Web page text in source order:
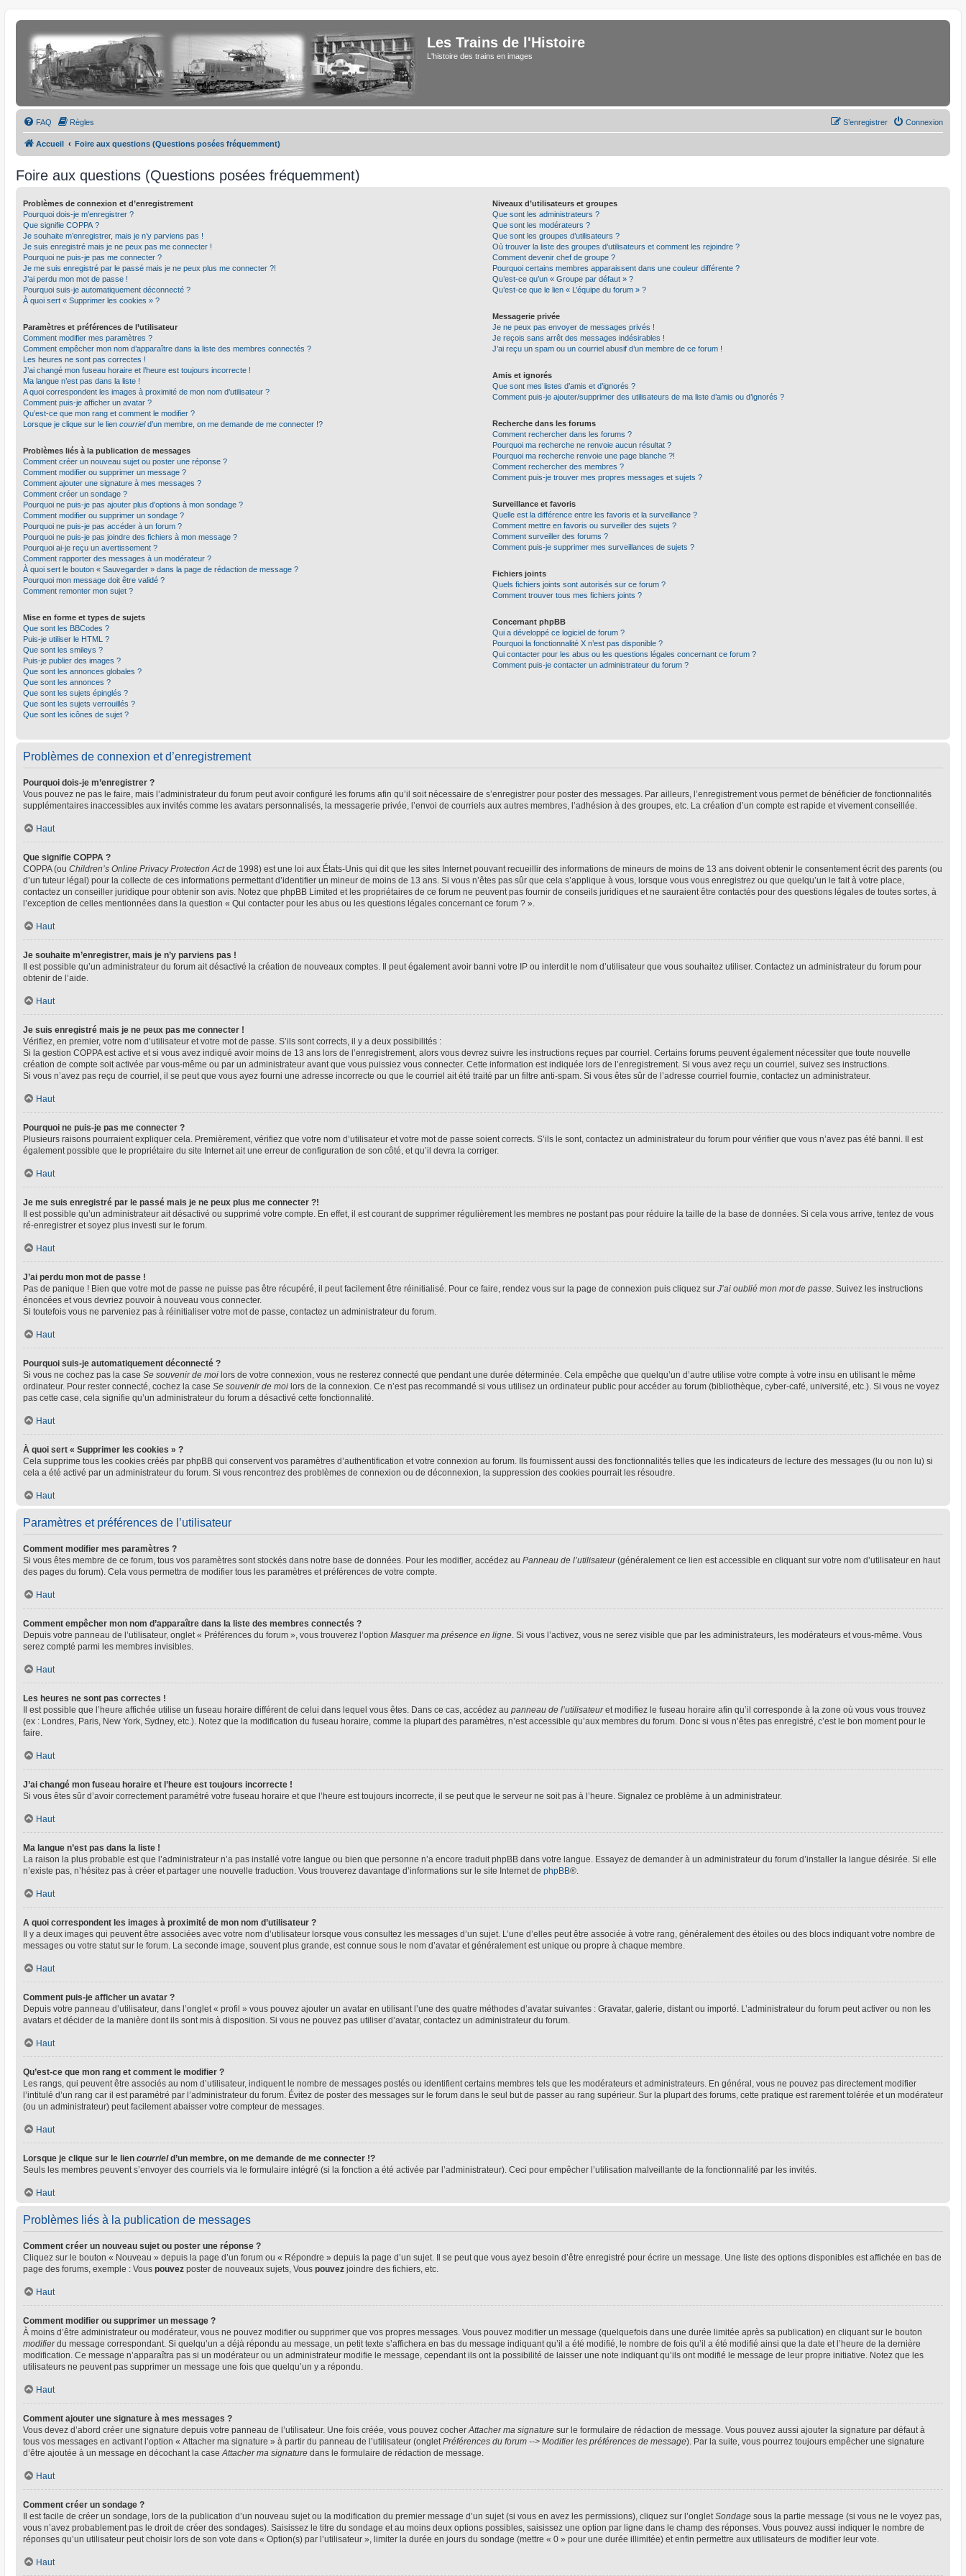
Les Trains de l'Histoire
L'histoire des trains en images
FAQ Règles Connexion
S’enregistrer
Accueil Foire aux questions (Questions posées fréquemment)
Foire aux questions (Questions posées fréquemment)
Problèmes de connexion et d’enregistrement
Pourquoi dois-je m’enregistrer ?
Que signifie COPPA ?
Je souhaite m’enregistrer, mais je n’y parviens pas !
Je suis enregistré mais je ne peux pas me connecter !
Pourquoi ne puis-je pas me connecter ?
Je me suis enregistré par le passé mais je ne peux plus me connecter ?!
J’ai perdu mon mot de passe !
Pourquoi suis-je automatiquement déconnecté ?
À quoi sert « Supprimer les cookies » ?
Paramètres et préférences de l’utilisateur
Comment modifier mes paramètres ?
Comment empêcher mon nom d’apparaître dans la liste des membres connectés ?
Les heures ne sont pas correctes !
J’ai changé mon fuseau horaire et l’heure est toujours incorrecte !
Ma langue n’est pas dans la liste !
A quoi correspondent les images à proximité de mon nom d’utilisateur ?
Comment puis-je afficher un avatar ?
Qu’est-ce que mon rang et comment le modifier ?
Lorsque je clique sur le lien courrield’un membre, on me demande de me connecter !?
Problèmes liés à la publication de messages
Comment créer un nouveau sujet ou poster une réponse ?
Comment modifier ou supprimer un message ?
Comment ajouter une signature à mes messages ?
Comment créer un sondage ?
Pourquoi ne puis-je pas ajouter plus d’options à mon sondage ?
Comment modifier ou supprimer un sondage ?
Pourquoi ne puis-je pas accéder à un forum ?
Pourquoi ne puis-je pas joindre des fichiers à mon message ?
Pourquoi ai-je reçu un avertissement ?
Comment rapporter des messages à un modérateur ?
À quoi sert le bouton « Sauvegarder » dans la page de rédaction de message ?
Pourquoi mon message doit être validé ?
Comment remonter mon sujet ?
Mise en forme et types de sujets
Que sont les BBCodes ?
Puis-je utiliser le HTML ?
Que sont les smileys ?
Puis-je publier des images ?
Que sont les annonces globales ?
Que sont les annonces ?
Que sont les sujets épinglés ?
Que sont les sujets verrouillés ?
Que sont les icônes de sujet ?
Niveaux d’utilisateurs et groupes
Que sont les administrateurs ?
Que sont les modérateurs ?
Que sont les groupes d’utilisateurs ?
Où trouver la liste des groupes d’utilisateurs et comment les rejoindre ?
Comment devenir chef de groupe ?
Pourquoi certains membres apparaissent dans une couleur différente ?
Qu’est-ce qu’un « Groupe par défaut » ?
Qu’est-ce que le lien « L’équipe du forum » ?
Messagerie privée
Je ne peux pas envoyer de messages privés !
Je reçois sans arrêt des messages indésirables !
J’ai reçu un spam ou un courriel abusif d’un membre de ce forum !
Amis et ignorés
Que sont mes listes d’amis et d’ignorés ?
Comment puis-je ajouter/supprimer des utilisateurs de ma liste d’amis ou d’ignorés ?
Recherche dans les forums
Comment rechercher dans les forums ?
Pourquoi ma recherche ne renvoie aucun résultat ?
Pourquoi ma recherche renvoie une page blanche ?!
Comment rechercher des membres ?
Comment puis-je trouver mes propres messages et sujets ?
Surveillance et favoris
Quelle est la différence entre les favoris et la surveillance ?
Comment mettre en favoris ou surveiller des sujets ?
Comment surveiller des forums ?
Comment puis-je supprimer mes surveillances de sujets ?
Fichiers joints
Quels fichiers joints sont autorisés sur ce forum ?
Comment trouver tous mes fichiers joints ?
Concernant phpBB
Qui a développé ce logiciel de forum ?
Pourquoi la fonctionnalité X n’est pas disponible ?
Qui contacter pour les abus ou les questions légales concernant ce forum ?
Comment puis-je contacter un administrateur du forum ?
Problèmes de connexion et d’enregistrement
Pourquoi dois-je m’enregistrer ?
Vous pouvez ne pas le faire, mais l’administrateur du forum peut avoir configuré les forums afin qu’il soit nécessaire de s’enregistrer pour poster des messages. Par ailleurs, l’enregistrement vous permet de bénéficier de fonctionnalités
supplémentaires inaccessibles aux invités comme les avatars personnalisés, la messagerie privée, l’envoi de courriels aux autres membres, l’adhésion à des groupes, etc. La création d’un compte est rapide et vivement conseillée.
Haut
Que signifie COPPA ?
COPPA (ou Children’s Online Privacy Protection Actde 1998) est une loi aux États-Unis qui dit que les sites Internet pouvant recueillir des informations de mineurs de moins de 13 ans doivent obtenir le consentement écrit des parents (ou
d’un tuteur légal) pour la collecte de ces informations permettant d’identifier un mineur de moins de 13 ans. Si vous n’êtes pas sûr que cela s’applique à vous, lorsque vous vous enregistrez ou que quelqu’un le fait à votre place,
contactez un conseiller juridique pour obtenir son avis. Notez que phpBB Limited et les propriétaires de ce forum ne peuvent pas fournir de conseils juridiques et ne sauraient être contactés pour des questions légales de toutes sortes, à
l’exception de celles mentionnées dans la question « Qui contacter pour les abus ou les questions légales concernant ce forum ? ».
Haut
Je souhaite m’enregistrer, mais je n’y parviens pas !
Il est possible qu’un administrateur du forum ait désactivé la création de nouveaux comptes. Il peut également avoir banni votre IP ou interdit le nom d’utilisateur que vous souhaitez utiliser. Contactez un administrateur du forum pour
obtenir de l’aide.
Haut
Je suis enregistré mais je ne peux pas me connecter !
Vérifiez, en premier, votre nom d’utilisateur et votre mot de passe. S’ils sont corrects, il y a deux possibilités :
Si la gestion COPPA est active et si vous avez indiqué avoir moins de 13 ans lors de l’enregistrement, alors vous devrez suivre les instructions reçues par courriel. Certains forums peuvent également nécessiter que toute nouvelle
création de compte soit activée par vous-même ou par un administrateur avant que vous puissiez vous connecter. Cette information est indiquée lors de l’enregistrement. Si vous avez reçu un courriel, suivez ses instructions.
Si vous n’avez pas reçu de courriel, il se peut que vous ayez fourni une adresse incorrecte ou que le courriel ait été traité par un filtre anti-spam. Si vous êtes sûr de l’adresse courriel fournie, contactez un administrateur.
Haut
Pourquoi ne puis-je pas me connecter ?
Plusieurs raisons pourraient expliquer cela. Premièrement, vérifiez que votre nom d’utilisateur et votre mot de passe soient corrects. S’ils le sont, contactez un administrateur du forum pour vérifier que vous n’avez pas été banni. Il est
également possible que le propriétaire du site Internet ait une erreur de configuration de son côté, et qu’il devra la corriger.
Haut
Je me suis enregistré par le passé mais je ne peux plus me connecter ?!
Il est possible qu’un administrateur ait désactivé ou supprimé votre compte. En effet, il est courant de supprimer régulièrement les membres ne postant pas pour réduire la taille de la base de données. Si cela vous arrive, tentez de vous
ré-enregistrer et soyez plus investi sur le forum.
Haut
J’ai perdu mon mot de passe !
Pas de panique ! Bien que votre mot de passe ne puisse pas être récupéré, il peut facilement être réinitialisé. Pour ce faire, rendez vous sur la page de connexion puis cliquez sur J’ai oublié mon mot de passe. Suivez les instructions
énoncées et vous devriez pouvoir à nouveau vous connecter.
Si toutefois vous ne parveniez pas à réinitialiser votre mot de passe, contactez un administrateur du forum.
Haut
Pourquoi suis-je automatiquement déconnecté ?
Si vous ne cochez pas la case Se souvenir de moi lors de votre connexion, vous ne resterez connecté que pendant une durée déterminée. Cela empêche que quelqu’un d’autre utilise votre compte à votre insu en utilisant le même
ordinateur. Pour rester connecté, cochez la case Se souvenir de moi lors de la connexion. Ce n’est pas recommandé si vous utilisez un ordinateur public pour accéder au forum (bibliothèque, cyber-café, université, etc.). Si vous ne voyez
pas cette case, cela signifie qu’un administrateur du forum a désactivé cette fonctionnalité.
Haut
À quoi sert « Supprimer les cookies » ?
Cela supprime tous les cookies créés par phpBB qui conservent vos paramètres d’authentification et votre connexion au forum. Ils fournissent aussi des fonctionnalités telles que les indicateurs de lecture des messages (lu ou non lu) si
cela a été activé par un administrateur du forum. Si vous rencontrez des problèmes de connexion ou de déconnexion, la suppression des cookies pourrait les résoudre.
Haut
Paramètres et préférences de l’utilisateur
Comment modifier mes paramètres ?
Si vous êtes membre de ce forum, tous vos paramètres sont stockés dans notre base de données. Pour les modifier, accédez au Panneau de l’utilisateur(généralement ce lien est accessible en cliquant sur votre nom d’utilisateur en haut
des pages du forum). Cela vous permettra de modifier tous les paramètres et préférences de votre compte.
Haut
Comment empêcher mon nom d’apparaître dans la liste des membres connectés ?
Depuis votre panneau de l’utilisateur, onglet « Préférences du forum », vous trouverez l’option Masquer ma présence en ligne. Si vous l’activez, vous ne serez visible que par les administrateurs, les modérateurs et vous-même. Vous
serez compté parmi les membres invisibles.
Haut
Les heures ne sont pas correctes !
Il est possible que l’heure affichée utilise un fuseau horaire différent de celui dans lequel vous êtes. Dans ce cas, accédez au panneau de l’utilisateuret modifiez le fuseau horaire afin qu’il corresponde à la zone où vous vous trouvez
(ex : Londres, Paris, New York, Sydney, etc.). Notez que la modification du fuseau horaire, comme la plupart des paramètres, n’est accessible qu’aux membres du forum. Donc si vous n’êtes pas enregistré, c’est le bon moment pour le
faire.
Haut
J’ai changé mon fuseau horaire et l’heure est toujours incorrecte !
Si vous êtes sûr d’avoir correctement paramétré votre fuseau horaire et que l’heure est toujours incorrecte, il se peut que le serveur ne soit pas à l’heure. Signalez ce problème à un administrateur.
Haut
Ma langue n’est pas dans la liste !
La raison la plus probable est que l’administrateur n’a pas installé votre langue ou bien que personne n’a encore traduit phpBB dans votre langue. Essayez de demander à un administrateur du forum d’installer la langue désirée. Si elle
n’existe pas, n’hésitez pas à créer et partager une nouvelle traduction. Vous trouverez davantage d’informations sur le site Internet de phpBB®.
Haut
A quoi correspondent les images à proximité de mon nom d’utilisateur ?
Il y a deux images qui peuvent être associées avec votre nom d’utilisateur lorsque vous consultez les messages d’un sujet. L’une d’elles peut être associée à votre rang, généralement des étoiles ou des blocs indiquant votre nombre de
messages ou votre statut sur le forum. La seconde image, souvent plus grande, est connue sous le nom d’avatar et généralement est unique ou propre à chaque membre.
Haut
Comment puis-je afficher un avatar ?
Depuis votre panneau d’utilisateur, dans l’onglet « profil » vous pouvez ajouter un avatar en utilisant l’une des quatre méthodes d’avatar suivantes : Gravatar, galerie, distant ou importé. L’administrateur du forum peut activer ou non les
avatars et décider de la manière dont ils sont mis à disposition. Si vous ne pouvez pas utiliser d’avatar, contactez un administrateur du forum.
Haut
Qu’est-ce que mon rang et comment le modifier ?
Les rangs, qui peuvent être associés au nom d’utilisateur, indiquent le nombre de messages postés ou identifient certains membres tels que les modérateurs et administrateurs. En général, vous ne pouvez pas directement modifier
l’intitulé d’un rang car il est paramétré par l’administrateur du forum. Évitez de poster des messages sur le forum dans le seul but de passer au rang supérieur. Sur la plupart des forums, cette pratique est rarement tolérée et un modérateur
(ou un administrateur) peut facilement abaisser votre compteur de messages.
Haut
Lorsque je clique sur le lien courrield’un membre, on me demande de me connecter !?
Seuls les membres peuvent s’envoyer des courriels via le formulaire intégré (si la fonction a été activée par l’administrateur). Ceci pour empêcher l’utilisation malveillante de la fonctionnalité par les invités.
Haut
Problèmes liés à la publication de messages
Comment créer un nouveau sujet ou poster une réponse ?
Cliquez sur le bouton « Nouveau » depuis la page d’un forum ou « Répondre » depuis la page d’un sujet. Il se peut que vous ayez besoin d’être enregistré pour écrire un message. Une liste des options disponibles est affichée en bas de
page des forums, exemple : Vous pouvez poster de nouveaux sujets, Vous pouvez joindre des fichiers, etc.
Haut
Comment modifier ou supprimer un message ?
À moins d’être administrateur ou modérateur, vous ne pouvez modifier ou supprimer que vos propres messages. Vous pouvez modifier un message (quelquefois dans une durée limitée après sa publication) en cliquant sur le bouton
modifierdu message correspondant. Si quelqu’un a déjà répondu au message, un petit texte s’affichera en bas du message indiquant qu’il a été modifié, le nombre de fois qu’il a été modifié ainsi que la date et l’heure de la dernière
modification. Ce message n’apparaîtra pas si un modérateur ou un administrateur modifie le message, cependant ils ont la possibilité de laisser une note indiquant qu’ils ont modifié le message de leur propre initiative. Notez que les
utilisateurs ne peuvent pas supprimer un message une fois que quelqu’un y a répondu.
Haut
Comment ajouter une signature à mes messages ?
Vous devez d’abord créer une signature depuis votre panneau de l’utilisateur. Une fois créée, vous pouvez cocherAttacher ma signature sur le formulaire de rédaction de message. Vous pouvez aussi ajouter la signature par défaut à
tous vos messages en activant l’option « Attacher ma signature » à partir du panneau de l’utilisateur (ongletPréférences du forum --> Modifier les préférences de message). Par la suite, vous pourrez toujours empêcher une signature
d’être ajoutée à un message en décochant la caseAttacher ma signature dans le formulaire de rédaction de message.
Haut
Comment créer un sondage ?
Il est facile de créer un sondage, lors de la publication d’un nouveau sujet ou la modification du premier message d’un sujet (si vous en avez les permissions), cliquez sur l’ongletSondage sous la partie message (si vous ne le voyez pas,
vous n’avez probablement pas le droit de créer des sondages). Saisissez le titre du sondage et au moins deux options possibles, saisissez une option par ligne dans le champ des réponses. Vous pouvez aussi indiquer le nombre de
réponses qu’un utilisateur peut choisir lors de son vote dans « Option(s) par l’utilisateur », limiter la durée en jours du sondage (mettre « 0 » pour une durée illimitée) et enfin permettre aux utilisateurs de modifier leur vote.
Haut